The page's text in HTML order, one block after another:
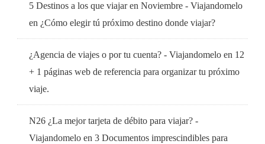
5 Destinos a los que viajar en Noviembre - Viajandomelo
en ¿Cómo elegir tú próximo destino donde viajar?
¿Agencia de viajes o por tu cuenta? - Viajandomelo en 12
+ 1 páginas web de referencia para organizar tu próximo
viaje.
N26 ¿La mejor tarjeta de débito para viajar? -
Viajandomelo en 3 Documentos imprescindibles para